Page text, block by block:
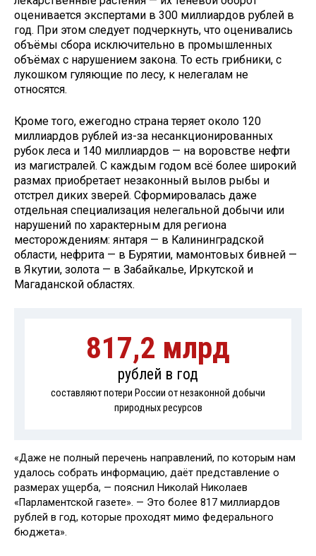
оценивается экспертами в 300 миллиардов рублей в
год. При этом следует подчеркнуть, что оценивались
объёмы сбора исключительно в промышленных
объёмах с нарушением закона. То есть грибники, с
лукошком гуляющие по лесу, к нелегалам не
относятся.
Кроме того, ежегодно страна теряет около 120
миллиардов рублей из-за несанкционированных
рубок леса и 140 миллиардов — на воровстве нефти
из магистралей. С каждым годом всё более широкий
размах приобретает незаконный вылов рыбы и
отстрел диких зверей. Сформировалась даже
отдельная специализация нелегальной добычи или
нарушений по характерным для региона
месторождениям: янтаря — в Калининградской
области, нефрита — в Бурятии, мамонтовых бивней —
в Якутии, золота — в Забайкалье, Иркутской и
Магаданской областях.
817,2 млрд
рублей в год
составляют потери России от незаконной добычи
природных ресурсов
«Даже не полный перечень направлений, по которым нам
удалось собрать информацию, даёт представление о
размерах ущерба, — пояснил Николай Николаев
«Парламентской газете». — Это более 817 миллиардов
рублей в год, которые проходят мимо федерального
бюджета».